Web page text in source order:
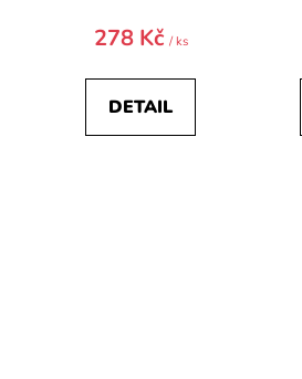
278 Kč / ks
DETAIL